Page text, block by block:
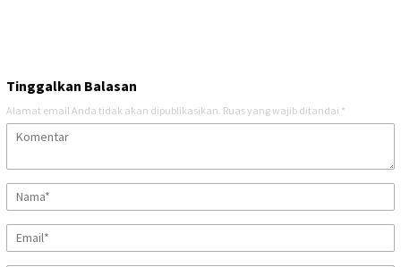
Tinggalkan Balasan
Alamat email Anda tidak akan dipublikasikan. Ruas yang wajib ditandai *